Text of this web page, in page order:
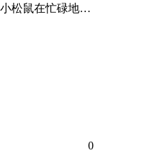
松鼠在忙碌地…
0